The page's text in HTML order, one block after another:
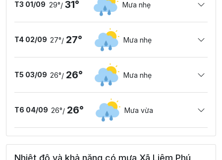
T3 01/09 29°/ 31° Mưa nhẹ
T4 02/09 27°/ 27° Mưa nhẹ
T5 03/09 26°/ 26° Mưa nhẹ
T6 04/09 26°/ 26° Mưa vừa